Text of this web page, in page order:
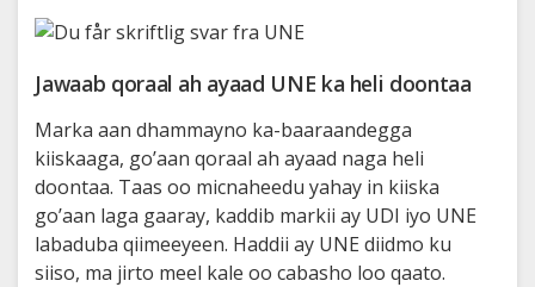
Jawaab qoraal ah ayaad UNE ka heli doontaa
Marka aan dhammayno ka-baaraandegga
kiiskaaga, go’aan qoraal ah ayaad naga heli
doontaa. Taas oo micnaheedu yahay in kiiska
go’aan laga gaaray, kaddib markii ay UDI iyo UNE
labaduba qiimeeyeen. Haddii ay UNE diidmo ku
siiso, ma jirto meel kale oo cabasho loo qaato.